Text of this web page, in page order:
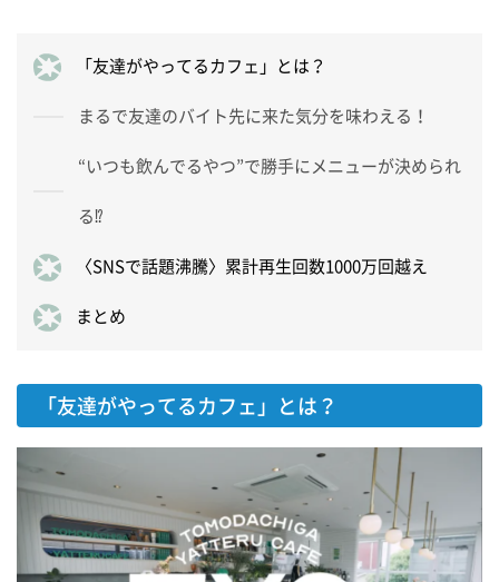
「友達がやってるカフェ」とは？
まるで友達のバイト先に来た気分を味わえる！
“いつも飲んでるやつ”で勝手にメニューが決められ
る⁉
〈SNSで話題沸騰〉累計再生回数1000万回越え
まとめ
「友達がやってるカフェ」とは？